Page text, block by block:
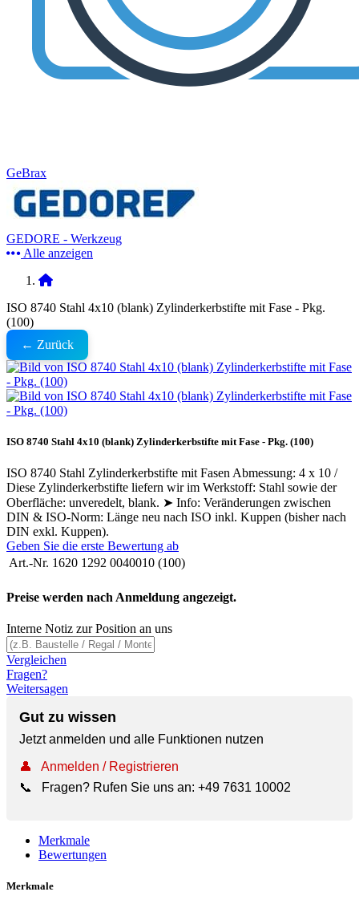
GeBrax
GEDORE - Werkzeug
Alle anzeigen
ISO 8740 Stahl 4x10 (blank) Zylinderkerbstifte mit Fase - Pkg.
(100)
← Zurück
ISO 8740 Stahl 4x10 (blank) Zylinderkerbstifte mit Fase - Pkg. (100)
ISO 8740 Stahl Zylinderkerbstifte mit Fasen Abmessung: 4 x 10 /
Diese Zylinderkerbstifte liefern wir im Werkstoff: Stahl sowie der
Oberfläche: unveredelt, blank. ➤ Info: Veränderungen zwischen
DIN & ISO-Norm: Länge neu nach ISO inkl. Kuppen (bisher nach
DIN exkl. Kuppen).
Geben Sie die erste Bewertung ab
Art.-Nr. 1620 1292 0040010 (100)
Preise werden nach Anmeldung angezeigt.
Interne Notiz zur Position an uns
Vergleichen
Fragen?
Weitersagen
Gut zu wissen
Jetzt anmelden und alle Funktionen nutzen
👤
Anmelden / Registrieren
📞
Fragen? Rufen Sie uns an: +49 7631 10002
Merkmale
Bewertungen
Merkmale